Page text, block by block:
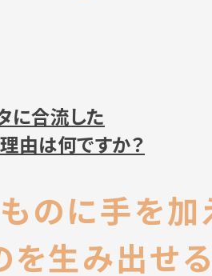
に合流した
理由は何ですか？
のに手を加
を生み出せる